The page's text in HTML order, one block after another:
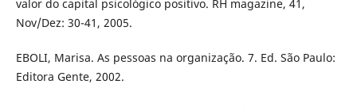
valor do capital psicológico positivo. RH magazine, 41,
Nov/Dez: 30-41, 2005.
EBOLI, Marisa. As pessoas na organização. 7. Ed. São Paulo:
Editora Gente, 2002.